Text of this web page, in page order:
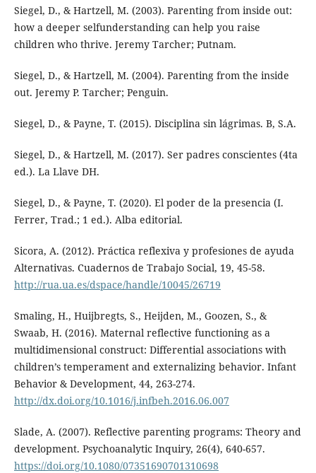
Siegel, D., & Hartzell, M. (2003). Parenting from inside out:
how a deeper selfunderstanding can help you raise
children who thrive. Jeremy Tarcher; Putnam.
Siegel, D., & Hartzell, M. (2004). Parenting from the inside
out. Jeremy P. Tarcher; Penguin.
Siegel, D., & Payne, T. (2015). Disciplina sin lágrimas. B, S.A.
Siegel, D., & Hartzell, M. (2017). Ser padres conscientes (4ta
ed.). La Llave DH.
Siegel, D., & Payne, T. (2020). El poder de la presencia (I.
Ferrer, Trad.; 1 ed.). Alba editorial.
Sicora, A. (2012). Práctica reflexiva y profesiones de ayuda
Alternativas. Cuadernos de Trabajo Social, 19, 45-58.
http://rua.ua.es/dspace/handle/10045/26719
Smaling, H., Huijbregts, S., Heijden, M., Goozen, S., &
Swaab, H. (2016). Maternal reflective functioning as a
multidimensional construct: Differential associations with
children’s temperament and externalizing behavior. Infant
Behavior & Development, 44, 263-274.
http://dx.doi.org/10.1016/j.infbeh.2016.06.007
Slade, A. (2007). Reflective parenting programs: Theory and
development. Psychoanalytic Inquiry, 26(4), 640-657.
https://doi.org/10.1080/07351690701310698